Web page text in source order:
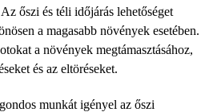
Az őszi és téli időjárás lehetőséget
a magasabb növények esetében.
a növények megtámasztásához,
és az eltöréseket.
munkát igényel az őszi